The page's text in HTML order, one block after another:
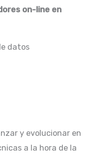
on-line en
datos
y evolucionar en
a la hora de la